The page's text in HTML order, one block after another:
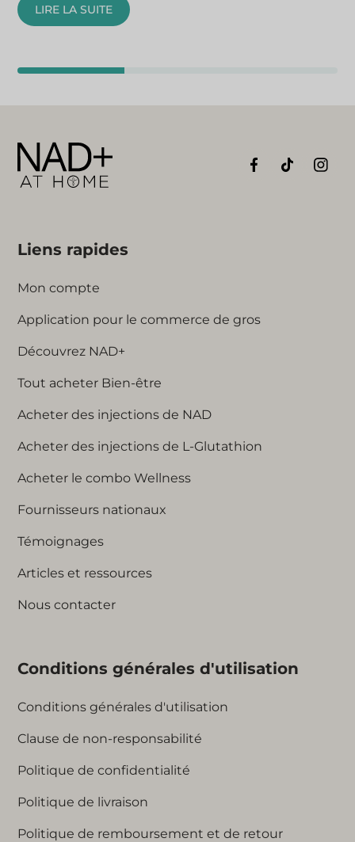
LIRE LA SUITE
Liens rapides
Mon compte
Application pour le commerce de gros
Découvrez NAD+
Tout acheter Bien-être
Acheter des injections de NAD
Acheter des injections de L-Glutathion
Acheter le combo Wellness
Fournisseurs nationaux
Témoignages
Articles et ressources
Nous contacter
Conditions générales d'utilisation
Conditions générales d'utilisation
Clause de non-responsabilité
Politique de confidentialité
Politique de livraison
Politique de remboursement et de retour